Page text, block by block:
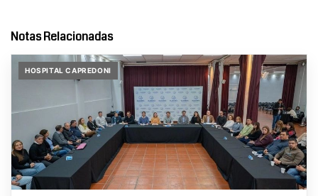
Notas Relacionadas
HOSPITAL CAPREDONI